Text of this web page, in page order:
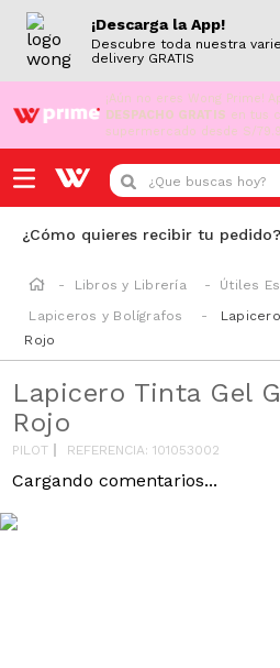
¡Descarga la App!
Descubre toda nuestra
delivery GRATIS
¡Aún no eres Wong Prime!
DESPACHO GRATIS en tus
supermercado desde S/
¿Que buscas hoy?
¿Cómo quieres recibir tu pedido?
Libros y Librería
Útiles
Lapiceros y Bolígrafos
Rojo
Lapicero Tinta Gel
Rojo
PILOT REFERENCIA:101053002